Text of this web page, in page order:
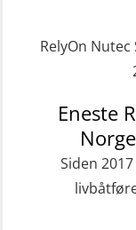
GWO:
Gass
inkl.
t (MFA107)
ROC
RelyOn
Eneste
Siden